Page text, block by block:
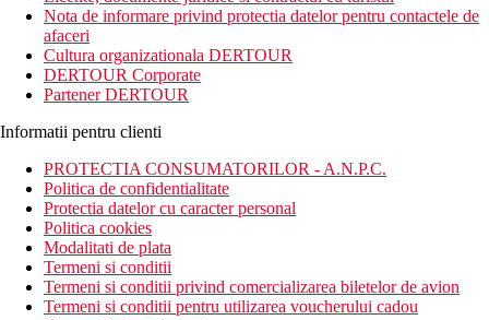
contemporan. Bucurati-va de toate facilitatile hotelului: bar langa
piscina, sala de fitness, biliard, camera de jocuri, etc.
Distanta
24 km distanta de Aeroportul International Krabi
700 m distanta de Plaja Nopparat Thara
Descrierea camerei
Camerele dispun de:
papuci de casa
uscator de par
toaleta
balcon / terasa
ceas desteptator
cana fierbator
Nota de informare privind protectia datelor pentru contactele de
afaceri
Cultura organizationala DERTOUR
DERTOUR Corporate
Partener DERTOUR
Informatii pentru clienti
PROTECTIA CONSUMATORILOR - A.N.P.C.
Politica de confidentialitate
Protectia datelor cu caracter personal
Politica cookies
Modalitati de plata
Termeni si conditii
Termeni si conditii privind comercializarea biletelor de avion
Termeni si conditii pentru utilizarea voucherului cadou